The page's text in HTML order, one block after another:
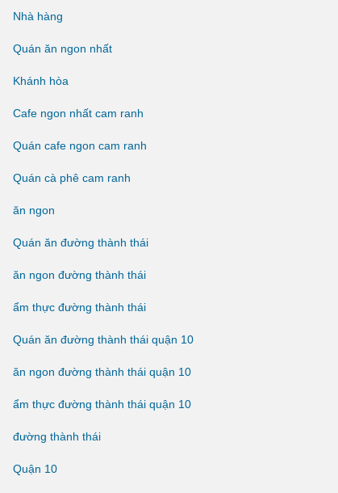
Nhà hàng
Quán ăn ngon nhất
Khánh hòa
Cafe ngon nhất cam ranh
Quán cafe ngon cam ranh
Quán cà phê cam ranh
ăn ngon
Quán ăn đường thành thái
ăn ngon đường thành thái
ẩm thực đường thành thái
Quán ăn đường thành thái quận 10
ăn ngon đường thành thái quận 10
ẩm thực đường thành thái quận 10
đường thành thái
Quận 10